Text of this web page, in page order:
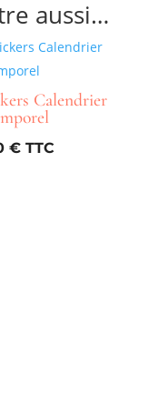
aussi…
Calendrier
€